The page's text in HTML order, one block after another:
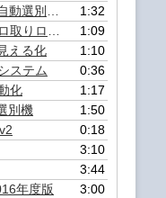
別装置
1:32
トの開発
1:09
える化
1:10
ステム
0:36
化
1:17
別機
1:50
0:18
3:10
3:44
年度版
3:00